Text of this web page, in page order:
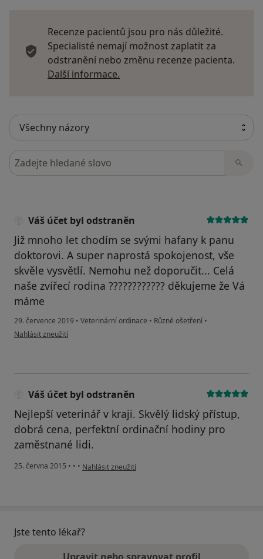
Recenze pacientů jsou pro nás důležité.
Specialisté nemají možnost zaplatit za
odstranění nebo změnu recenze pacienta.
Další informace.
Hledejte v názorech
Váš účet byl odstraněn
Již mnoho let chodím se svými hafany k panu
doktorovi. A super naprostá spokojenost, vše
skvěle vysvětlí. Nemohu než doporučit... Celá
naše zvířecí rodina ???????????? děkujeme že Vá
máme
29. července 2019 • Veterinární ordinace • Různé ošetření •
podle názoru uživatele Váš účet byl odstraněn
Nahlásit zneužití
Váš účet byl odstraněn
Nejlepší veterinář v kraji. Skvělý lidský přístup,
dobrá cena, perfektní ordinační hodiny pro
zaměstnané lidi.
25. června 2015 • • • podle názoru uživatele Váš účet byl odstraněn
Nahlásit zneužití
Jste tento lékař?